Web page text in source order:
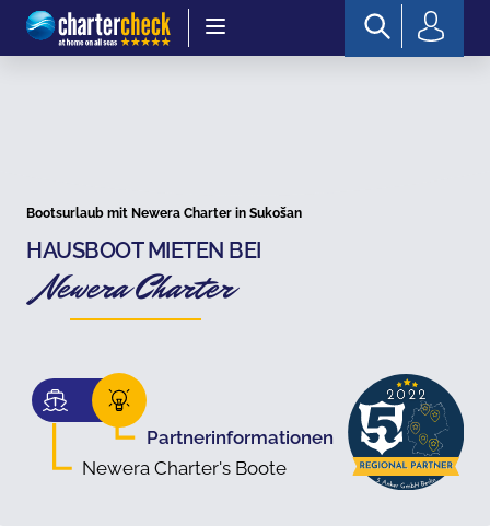
Chartercheck
Bootsurlaub mit Newera Charter in Sukošan
HAUSBOOT MIETEN BEI
Newera Charter
Partnerinformationen
Newera Charter's Boote